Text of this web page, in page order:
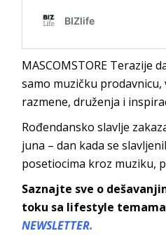
MASCOMSTORE Terazije
samo muzičku prodavnicu,
razmene, druženja i
Rođendansko slavlje
juna – dan kada se
posetiocima kroz muziku,
Saznajte sve o
toku sa lifestyle
NEWSLETTER.